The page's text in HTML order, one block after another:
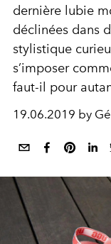
dernière lubie
déclinées dans
stylistique
s’imposer
faut-il pour
19.06.2019 by